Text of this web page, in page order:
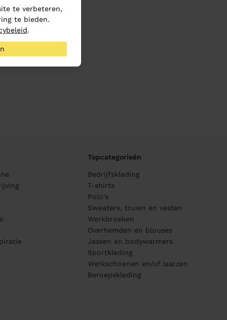
Topcategorieën
Bedrijfskleding
T-shirts
Polo's
Sweaters, truien en vesten
Werkbroeken
Overhemden en blouses
Jassen en bodywarmers
Sportkleding
Werkschoenen en/of laarzen
Beroepskleding
te verbeteren,
te bieden.
.